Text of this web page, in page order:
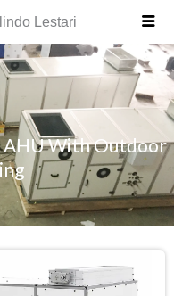
Lestari
AHU With Outdoor